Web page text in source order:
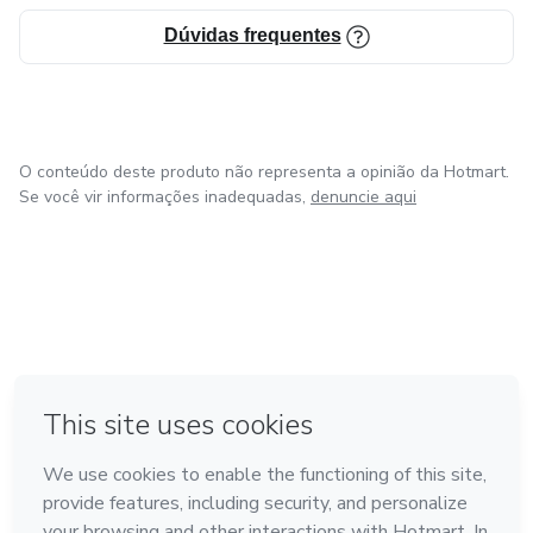
Dúvidas frequentes
O conteúdo deste produto não representa a opinião da Hotmart.
Se você vir informações inadequadas, denuncie aqui
Feito com ❤ na Cidade do México